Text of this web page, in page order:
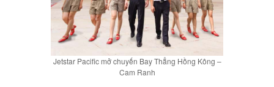
Jetstar Pacific mở chuyến Bay Thẳng Hồng Kông –
Cam Ranh